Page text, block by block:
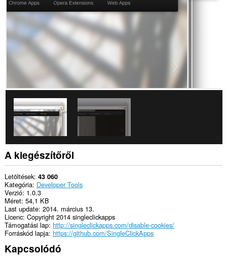
Ez
a
kiegészítő
olyan
beállításokat
módosít,
amik
meghatározzák,
webhelyek
például
süti,
JavaScript,
plugin
funkciókat
Ez
a
kiegészítő
hozzáfér
a
lapokhoz
és
a
böngészési
tevékenységhez.
A kiegészítőről
Letöltések 43 060
Kategória Developer Tools
Verzió 1.0.3
Méret 54,1 KB
Last update 2014. március 13.
Licenc Copyright 2014 singleclickapps
Támogatási lap http://singleclickapps.com/disable-cookies/
Forráskód lapja https://github.com/SingleClickApps
Kapcsolódó